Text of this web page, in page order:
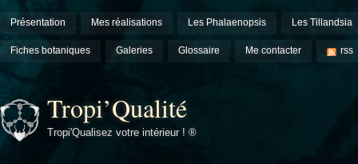
Présentation Mes réalisations Les Phalaenopsis Les Tillandsia
Fiches botaniques Galeries Glossaire Me contacter rss
Tropi’Qualité
Tropi'Qualisez votre intérieur ! ®